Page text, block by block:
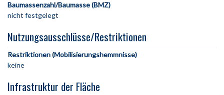
Baumassenzahl/Baumasse (BMZ)
nicht festgelegt
Nutzungsausschlüsse/Restriktionen
Restriktionen (Mobilisierungshemmnisse)
keine
Infrastruktur der Fläche